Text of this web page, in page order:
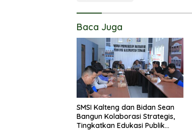
Baca Juga
SMSI Kalteng dan Bidan Sean
Bangun Kolaborasi Strategis,
Tingkatkan Edukasi Publik